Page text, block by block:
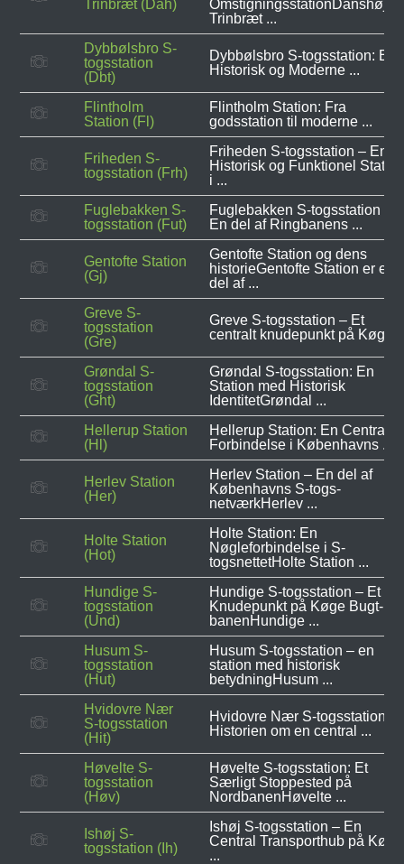
Trinbræt (Dah)
OmstigningsstationDanshøj
Trinbræt ...
Dybbølsbro S-
togsstation
(Dbt)
Dybbølsbro S-togsstation: Et
Historisk og Moderne ...
Flintholm
Station (Fl)
Flintholm Station: Fra
godsstation til moderne ...
Friheden S-
togsstation (Frh)
Friheden S-togsstation – En
Historisk og Funktionel
i ...
Fuglebakken S-
togsstation (Fut)
Fuglebakken S-togsstation –
En del af Ringbanens ...
Gentofte Station
(Gj)
Gentofte Station og dens
historieGentofte Station er en
del af ...
Greve S-
togsstation
(Gre)
Greve S-togsstation – Et
centralt knudepunkt på Køge
Grøndal S-
togsstation
(Ght)
Grøndal S-togsstation: En
Station med Historisk
IdentitetGrøndal ...
Hellerup Station
(Hl)
Hellerup Station: En Central
Forbindelse i Københavns ...
Herlev Station
(Her)
Herlev Station – En del af
Københavns S-togs-
netværkHerlev ...
Holte Station
(Hot)
Holte Station: En
Nøgleforbindelse i S-
togsnettetHolte Station ...
Hundige S-
togsstation
(Und)
Hundige S-togsstation – Et
Knudepunkt på Køge Bugt-
banenHundige ...
Husum S-
togsstation
(Hut)
Husum S-togsstation – en
station med historisk
betydningHusum ...
Hvidovre Nær
S-togsstation
(Hit)
Hvidovre Nær S-togsstation:
Historien om en central ...
Høvelte S-
togsstation
(Høv)
Høvelte S-togsstation: Et
Særligt Stoppested på
NordbanenHøvelte ...
Ishøj S-
togsstation (Ih)
Ishøj S-togsstation – En
Central Transporthub på Køge
...